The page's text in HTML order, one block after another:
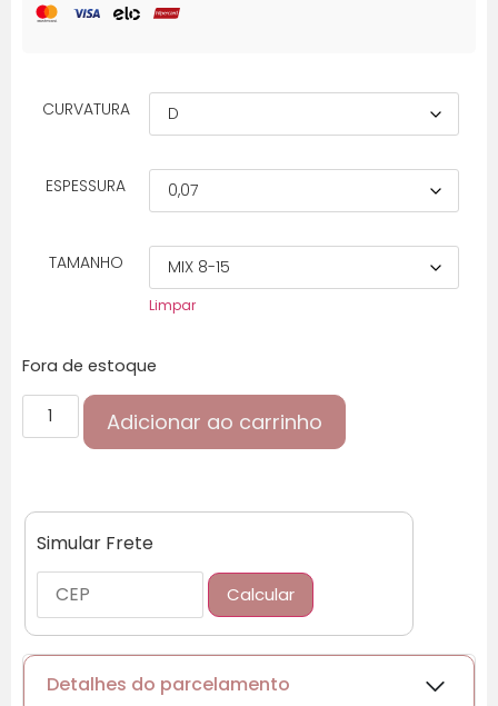
CURVATURA
ESPESSURA
TAMANHO
Limpar
Fora de estoque
Adicionar ao carrinho
Simular Frete
Calcular
Detalhes do parcelamento